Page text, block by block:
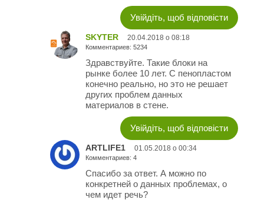
Увійдіть, щоб відповісти
SKYTER 20.04.2018 о 08:18
Комментариев: 5234
Здравствуйте. Такие блоки на
рынке более 10 лет. С пенопластом
конечно реально, но это не решает
других проблем данных
материалов в стене.
Увійдіть, щоб відповісти
ARTLIFE1 01.05.2018 о 00:34
Комментариев: 4
Спасибо за ответ. А можно по
конкретней о данных проблемах, о
чем идет речь?